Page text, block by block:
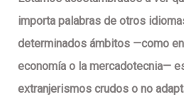
importa palabras de otros
determinados ámbitos —como
economía o la mercadotecnia—
extranjerismos crudos o no